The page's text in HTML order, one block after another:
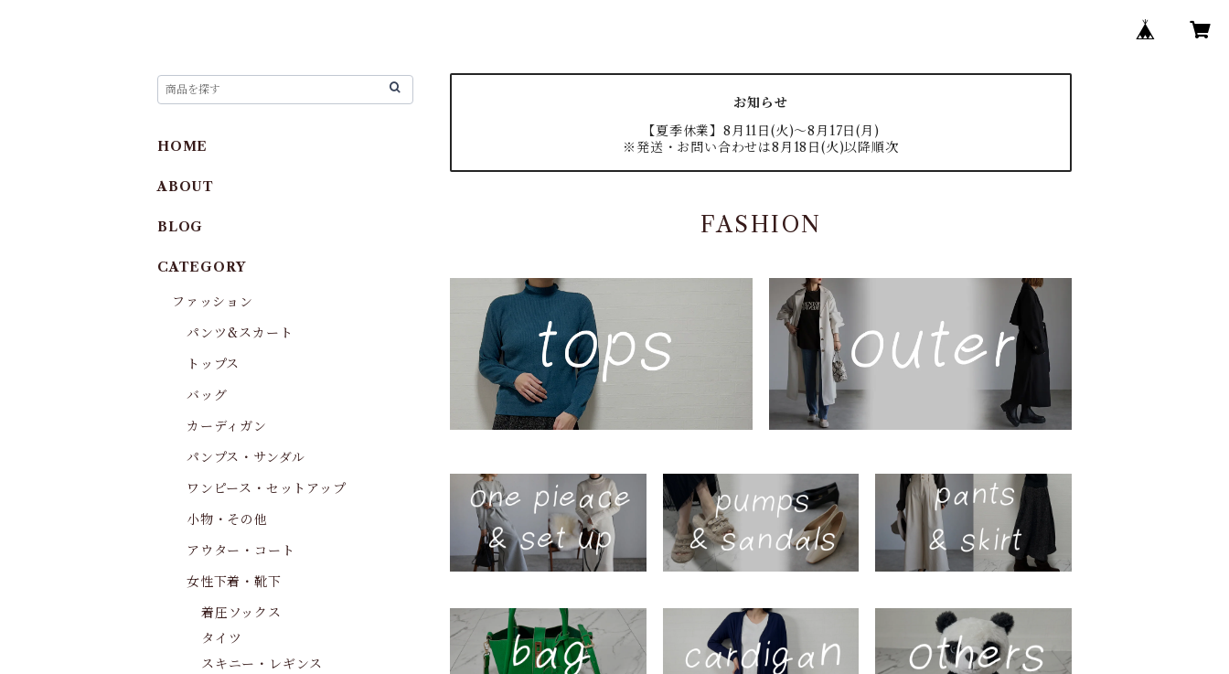
お知らせ
【夏季休業】8月11日(火)〜8月17日(月)
※発送・お問い合わせは8月18日(火)以降順次
FASHION
HOME
ABOUT
BLOG
CATEGORY
ファッション
パンツ&スカート
トップス
バッグ
カーディガン
パンプス・サンダル
ワンピース・セットアップ
小物・その他
アウター・コート
女性下着・靴下
着圧ソックス
タイツ
スキニー・レギンス